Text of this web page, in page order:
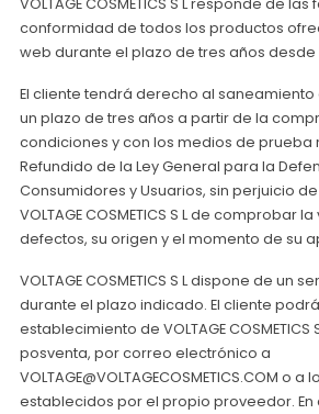
conformidad de todos los productos
web durante el plazo de tres años
El cliente tendrá derecho al
un plazo de tres años a partir de la
condiciones y con los medios de prueba
Refundido de la Ley General para la
Consumidores y Usuarios, sin perjuicio
VOLTAGE COSMETICS S L de comprobar
defectos, su origen y el momento de su
VOLTAGE COSMETICS S L dispone de un
durante el plazo indicado. El cliente
establecimiento de VOLTAGE COSMETICS
posventa, por correo electrónico a
VOLTAGE@VOLTAGECOSMETICS.COM o a
establecidos por el propio proveedor.